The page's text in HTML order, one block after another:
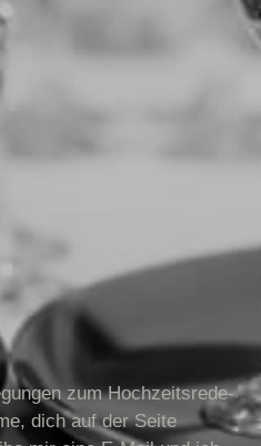
zum Hochzeitsrede-
dich auf der Seite